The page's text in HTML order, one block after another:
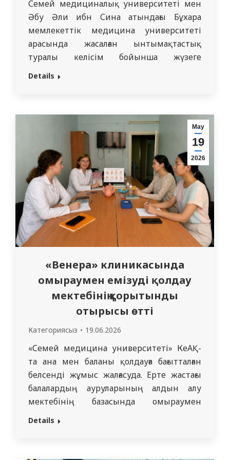
Семей медициналық университеті мен
Әбу Әли ибн Сина атындағы Бұхара
мемлекеттік медицина университеті
арасында жасалған ынтымақтастық
туралы келісім бойынша жүзеге
асырылатын іс-шараларды орындау үшін
Танышева 2026 жылдың 9 маусымынан
15 маусымына дейін академиялық
ұтқырлығын ұйымдастырды. Жоспарға
сәйкес, Әбу Әли ибн Сина атындағы
Бұхара мемлекеттік…
Details
Мау
19
2026
«Венера» клиникасында
омыраумен емізуді қолдау
мектебінің қорытынды
отырысы өтті
Категориясыз 19.06.2026
«Семей медицина университеті» КеАҚ-
та ана мен баланы қолдауға бағытталған
белсенді жұмыс жалғасуда. Ерте жастағы
балалардың ауруларының алдын алу
мектебінің базасында омыраумен
емізуді қолдау мектебінің қорытынды
Details